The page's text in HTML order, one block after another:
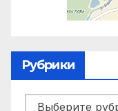
Рубрики
Рубрики